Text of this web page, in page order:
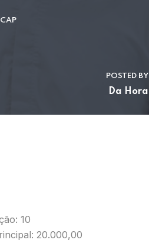
POSTED BY
Da Hora
10
20.000,00